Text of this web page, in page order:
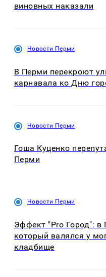
виновных наказали
Новости Перми
В Перми перекроют
карнавала ко Дню
Новости Перми
Гоша Куценко
Перми
Новости Перми
Эффект "Pro Город": в
который валялся у
кладбище